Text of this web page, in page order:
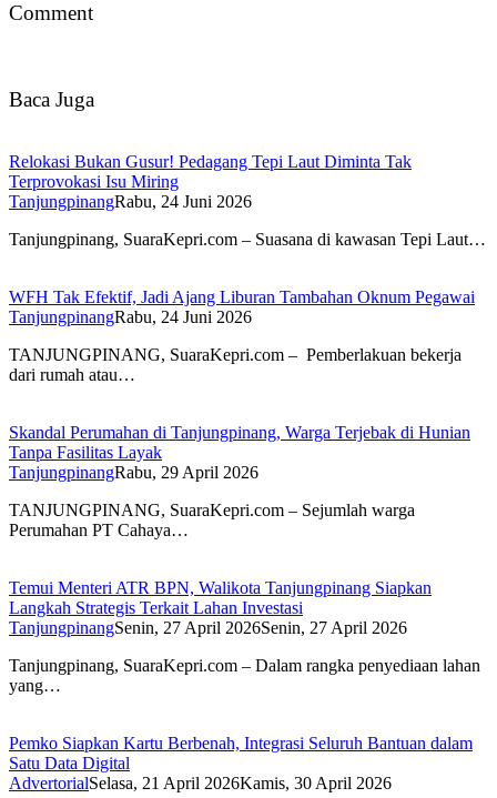
Comment
Baca Juga
Relokasi Bukan Gusur! Pedagang Tepi Laut Diminta Tak
Terprovokasi Isu Miring
TanjungpinangRabu, 24 Juni 2026
Tanjungpinang, SuaraKepri.com – Suasana di kawasan Tepi Laut…
WFH Tak Efektif, Jadi Ajang Liburan Tambahan Oknum Pegawai
TanjungpinangRabu, 24 Juni 2026
TANJUNGPINANG, SuaraKepri.com – Pemberlakuan bekerja
dari rumah atau…
Skandal Perumahan di Tanjungpinang, Warga Terjebak di Hunian
Tanpa Fasilitas Layak
TanjungpinangRabu, 29 April 2026
TANJUNGPINANG, SuaraKepri.com – Sejumlah warga
Perumahan PT Cahaya…
Temui Menteri ATR BPN, Walikota Tanjungpinang Siapkan
Langkah Strategis Terkait Lahan Investasi
TanjungpinangSenin, 27 April 2026Senin, 27 April 2026
Tanjungpinang, SuaraKepri.com – Dalam rangka penyediaan lahan
yang…
Pemko Siapkan Kartu Berbenah, Integrasi Seluruh Bantuan dalam
Satu Data Digital
AdvertorialSelasa, 21 April 2026Kamis, 30 April 2026